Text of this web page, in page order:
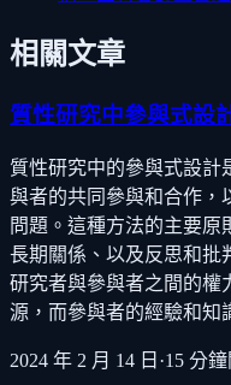
相關文章
質性研究中參與式設
質性研究中的參與式設計
與者的共同參與和合作，
問題。這種方法的主要原
長期關係、以及反思和批
研究者與參與者之間的權
源，而參與者的經驗和知
2024 年 2 月 14 日 ·15 分鐘